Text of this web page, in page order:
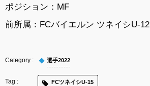
ポジション：MF
前所属：FCバイエルン ツネイシU-12
選手2022
FCツネイシU-15